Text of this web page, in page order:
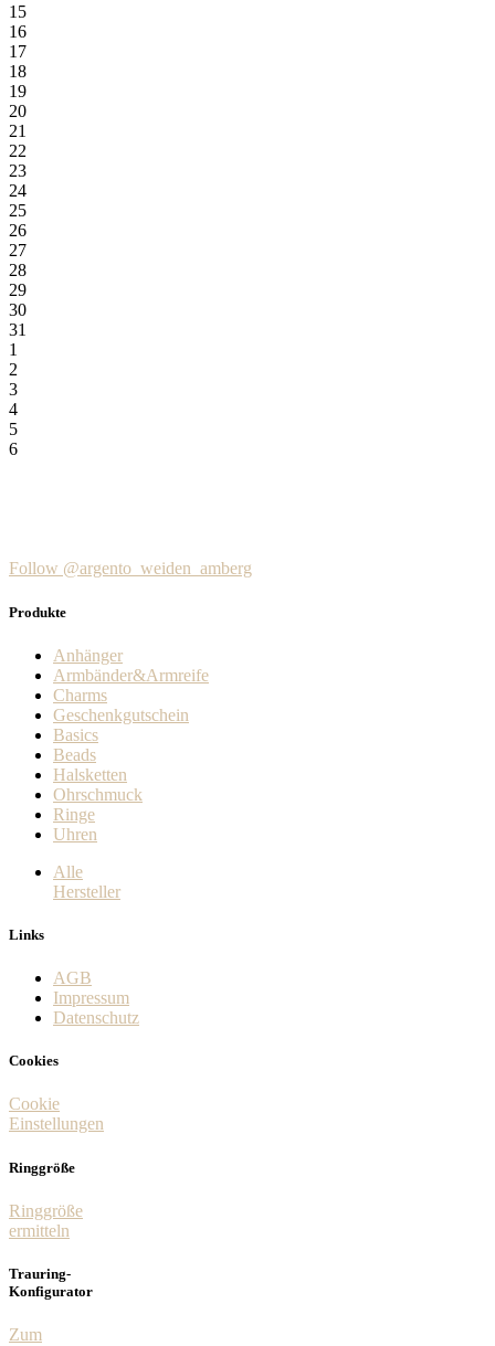
15
16
17
18
19
20
21
22
23
24
25
26
27
28
29
30
31
1
2
3
4
5
6
Follow @argento_weiden_amberg
Produkte
Anhänger
Armbänder&Armreife
Charms
Geschenkgutschein
Basics
Beads
Halsketten
Ohrschmuck
Ringe
Uhren
Alle
Hersteller
Links
AGB
Impressum
Datenschutz
Cookies
Cookie
Einstellungen
Ringgröße
Ringgröße
ermitteln
Trauring-
Konfigurator
Zum